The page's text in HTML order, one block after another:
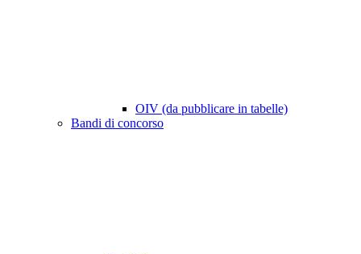
OIV (da pubblicare in tabelle)
Bandi di concorso